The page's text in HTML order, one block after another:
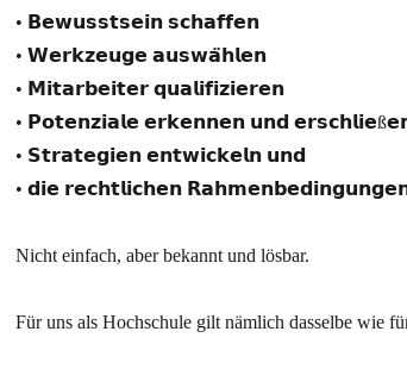
• 𝗕𝗲𝘄𝘂𝘀𝘀𝘁𝘀𝗲𝗶𝗻 𝘀𝗰𝗵𝗮𝗳𝗳𝗲𝗻
• 𝗪𝗲𝗿𝗸𝘇𝗲𝘂𝗴𝗲 𝗮𝘂𝘀𝘄𝗮̈𝗵𝗹𝗲𝗻
• 𝗠𝗶𝘁𝗮𝗿𝗯𝗲𝗶𝘁𝗲𝗿 𝗾𝘂𝗮𝗹𝗶𝗳𝗶𝘇𝗶𝗲𝗿𝗲𝗻
• 𝗣𝗼𝘁𝗲𝗻𝘇𝗶𝗮𝗹𝗲 𝗲𝗿𝗸𝗲𝗻𝗻𝗲𝗻 𝘂𝗻𝗱
• 𝗦𝘁𝗿𝗮𝘁𝗲𝗴𝗶𝗲𝗻 𝗲𝗻𝘁𝘄𝗶𝗰𝗸𝗲𝗹𝗻 𝘂𝗻𝗱
• 𝗱𝗶𝗲 𝗿𝗲𝗰𝗵𝘁𝗹𝗶𝗰𝗵𝗲𝗻
Nicht einfach, aber bekannt und lösbar.
Für uns als Hochschule gilt nämlich dasselbe wie